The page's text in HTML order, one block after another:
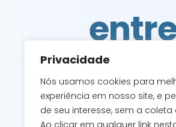
Privacidade
Nós usamos cookies para
experiência em nosso site, e
de seu interesse, sem a
Ao clicar em qualquer link